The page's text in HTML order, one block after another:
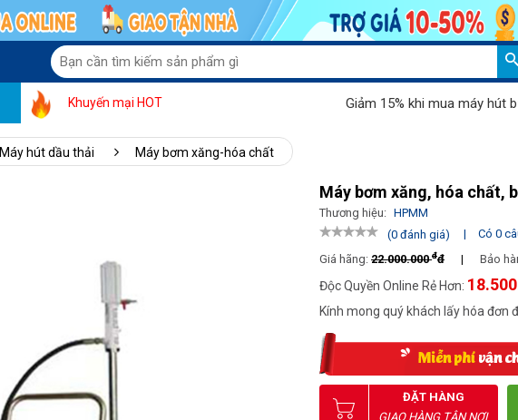
Khuyến mại HOT Giảm 15% khi mua máy hút bụi
Máy hút dầu thải Máy bơm xăng-hóa chất
Máy bơm xăng, hóa chất,
Thương hiệu: HPMM
(0 đánh giá)
|
Có 0
Giá hãng: 22.000.000đđ | Bảo
Độc Quyền Online Rẻ Hơn:
Kính mong quý khách lấy hóa đơn
ĐẶT HÀNG
GIAO HÀNG TẬN NƠI